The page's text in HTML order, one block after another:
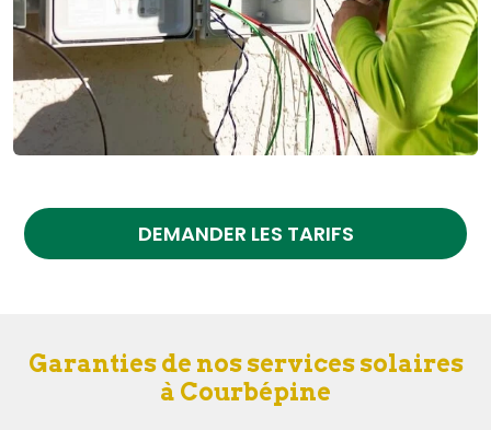
DEMANDER LES TARIFS
Garanties de nos services solaires
à Courbépine